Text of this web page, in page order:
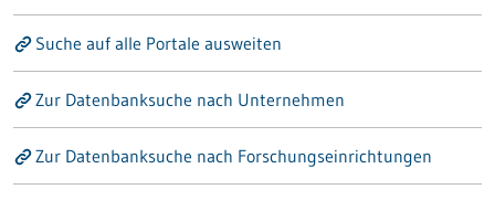
Suche auf alle Portale ausweiten
Zur Datenbanksuche nach Unternehmen
Zur Datenbanksuche nach Forschungseinrichtungen